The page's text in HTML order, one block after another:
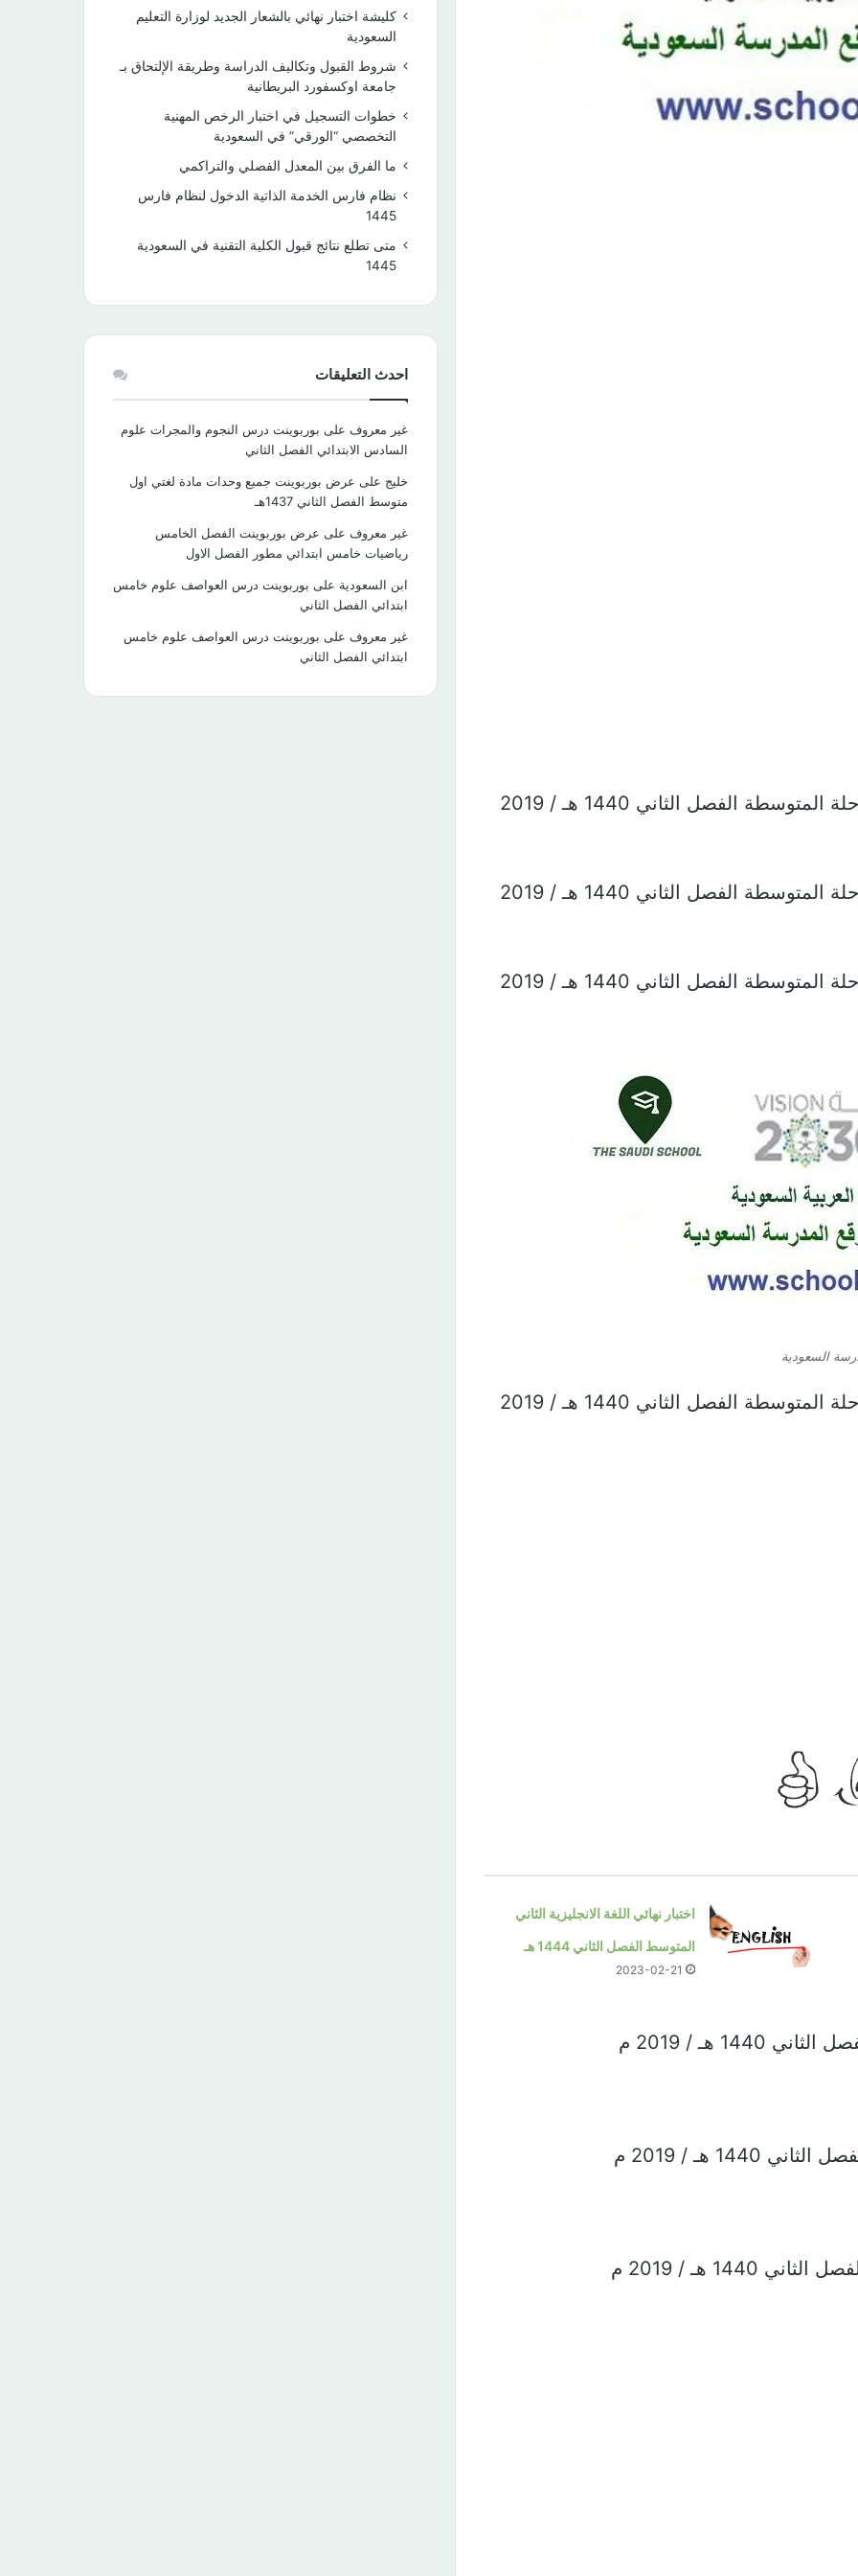
توزيع منهج الرياضيات جميع صفوف المرحلة المتوسطة الفصل الثاني 1440 هـ / 2019
توزيع منهج الرياضيات جميع صفوف المرحلة المتوسطة الفصل الثاني 1440 هـ / 2019
توزيع منهج الرياضيات جميع صفوف المرحلة المتوسطة الفصل الثاني 1440 هـ / 2019
السعودية
توزيع منهج الرياضيات جميع صفوف المرحلة المتوسطة الفصل الثاني 1440 هـ / 2019
اختبار نهائي اللغة الانجليزية الثاني
المتوسط الفصل الثاني 1444 هـ
2023-02-21
هـ / 2019 م
هـ / 2019 م
هـ / 2019 م
كليشة اختبار نهائي بالشعار الجديد لوزارة التعليم
السعودية
شروط القبول وتكاليف الدراسة وطريقة الإلتحاق بـ
جامعة اوكسفورد البريطانية
خطوات التسجيل في اختبار الرخص المهنية
التخصصي “الورقي” في السعودية
ما الفرق بين المعدل الفصلي والتراكمي
نظام فارس الخدمة الذاتية الدخول لنظام فارس
1445
متى تطلع نتائج قبول الكلية التقنية في السعودية
1445
احدث التعليقات
غير معروف على بوربوينت درس النجوم والمجرات علوم
السادس الابتدائي الفصل الثاني
خليج على عرض بوربوينت جميع وحدات مادة لغتي اول
متوسط الفصل الثاني 1437هـ
غير معروف على عرض بوربوينت الفصل الخامس
رياضيات خامس ابتدائي مطور الفصل الاول
ابن السعودية على بوربوينت درس العواصف علوم خامس
ابتدائي الفصل الثاني
غير معروف على بوربوينت درس العواصف علوم خامس
ابتدائي الفصل الثاني